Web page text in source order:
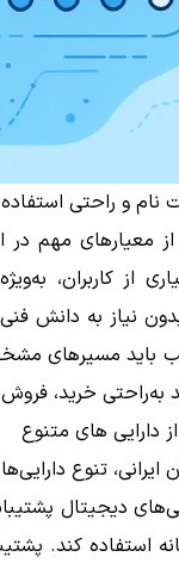
نام و راحتی استفاده
معیارهای مهم در
از کاربران،
نیاز به دانش
باید مسیرهای
به‌راحتی خرید،
دارایی های متنوع
ایرانی، تنوع
دیجیتال
استفاده کند.